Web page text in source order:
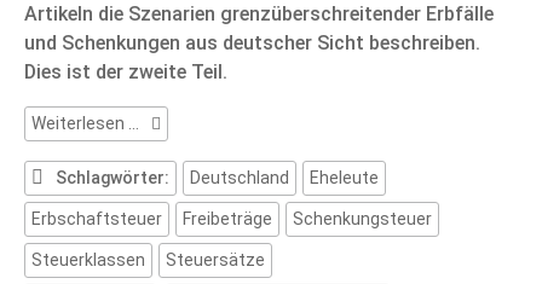
Artikeln die Szenarien grenzüberschreitender Erbfälle
und Schenkungen aus deutscher Sicht beschreiben.
Dies ist der zweite Teil.
Weiterlesen …
Deutsche
Erbschaftsteuer
(Teil
2)
Schlagwörter: Deutschland Eheleute
Erbschaftsteuer Freibeträge Schenkungsteuer
Steuerklassen Steuersätze